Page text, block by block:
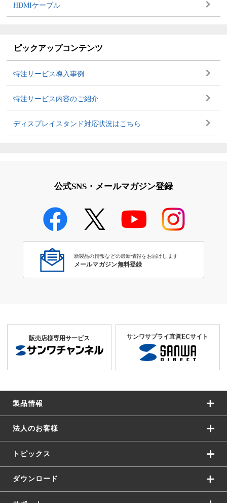
HDMIケーブル
ピックアップコンテンツ
特注サービス導入事例
特注サービス内容のご紹介
ディスプレイスタンド対応状況はこちら
公式SNS・メールマガジン登録
新製品の情報などの最新情報をお届けします
メールマガジン無料登録
販売店様専用サービス サンワサプライ直営ECサイト
製品情報
法人のお客様
トピックス
ダウンロード